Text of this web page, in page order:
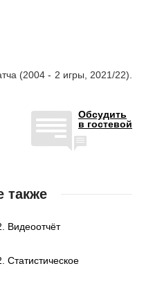
(2004 - 2 игры, 2021/22).
Обсудить
в гостевой
также
Видеоотчёт
Статистическое